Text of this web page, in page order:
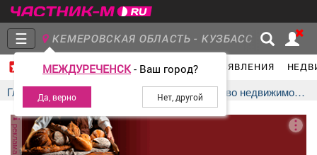
☰ КЕМЕРОВСКАЯ ОБЛАСТЬ - КУЗБАСС
МЕЖДУРЕЧЕНСК- Ваш город?
ГЛАВНАЯ ГРУППЫ НОВОСТИ ОБЪЯВЛЕНИЯ
Главная
Группы
Главная Центральное, агентство недвижимости
реклама